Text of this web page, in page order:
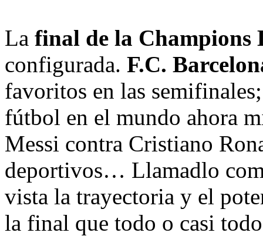
La final de la Champions
configurada. F.C.
favoritos en las
fútbol en el mundo ahora
Messi contra Cristiano
deportivos… Llamadlo
vista la trayectoria y el
la final que todo o casi